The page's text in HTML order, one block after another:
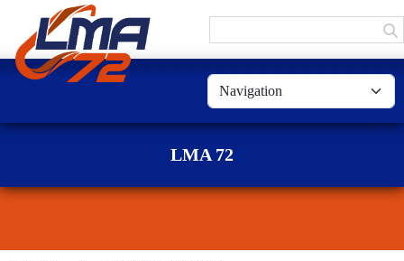
LMA 72
Panneau de gestion des cookies